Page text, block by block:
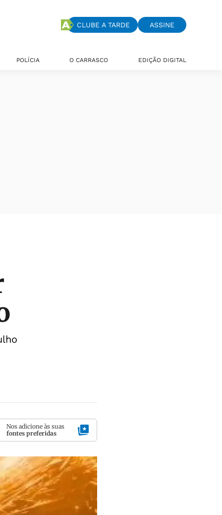
CLUBE A TARDE ASSINE
POLÍCIA O CARRASCO EDIÇÃO DIGITAL
Nos adicione às suas
fontes preferidas